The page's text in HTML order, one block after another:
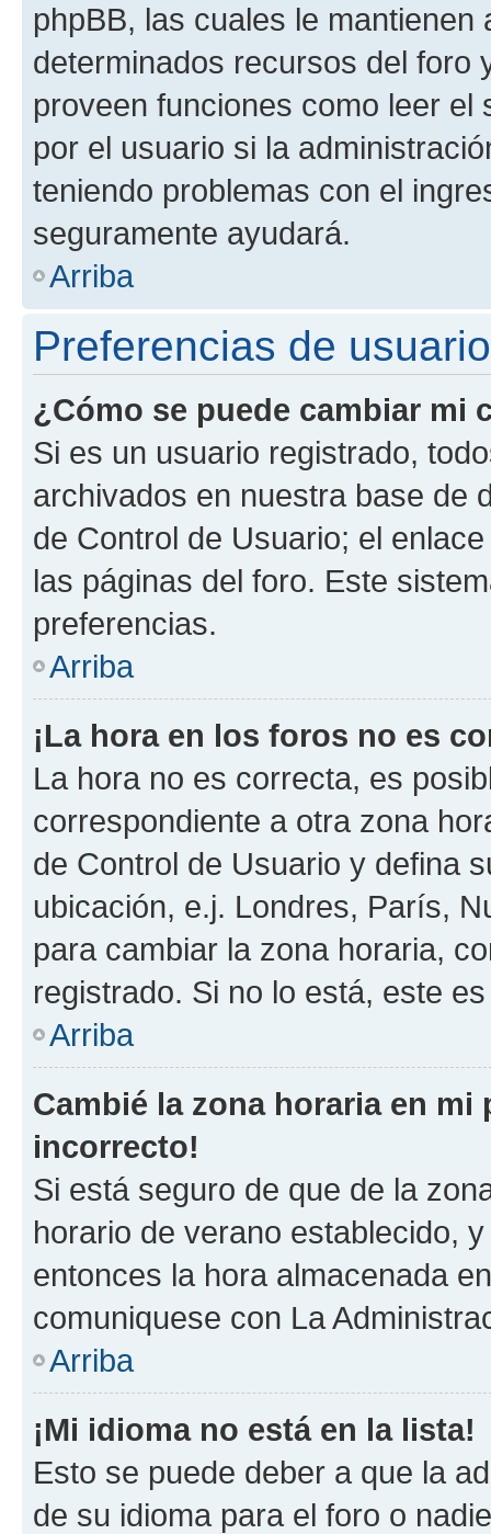
phpBB, las cuales le
determinados recursos del foro
proveen funciones como leer el
por el usuario si la
teniendo problemas con el
seguramente ayudará.
Arriba
Preferencias de
¿Cómo se puede cambiar mi
Si es un usuario registrado,
archivados en nuestra base de
de Control de Usuario; el
las páginas del foro. Este
preferencias.
Arriba
¡La hora en los foros no es
La hora no es correcta, es
correspondiente a otra zona
de Control de Usuario y defina
ubicación, e.j. Londres, París,
para cambiar la zona horaria,
registrado. Si no lo está, este
Arriba
Cambié la zona horaria en
incorrecto!
Si está seguro de que de la
horario de verano establecido,
entonces la hora almacenada
comuniquese con La
Arriba
¡Mi idioma no está en la lista!
Esto se puede deber a que la
de su idioma para el foro o